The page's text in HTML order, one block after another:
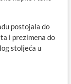
postojala do
i prezimena do
stoljeća u